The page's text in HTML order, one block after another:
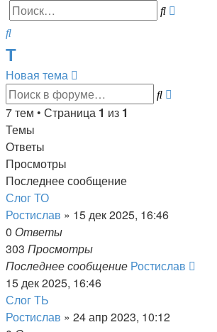
Поиск
Поиск
Т
Новая тема
Поиск
7 тем • Страница 1 из 1
Темы
Ответы
Просмотры
Последнее сообщение
Слог ТО
Ростислав » 15 дек 2025, 16:46
0 Ответы
303 Просмотры
Последнее сообщение Ростислав
15 дек 2025, 16:46
Слог ТЬ
Ростислав » 24 апр 2023, 10:12